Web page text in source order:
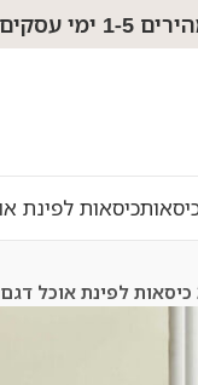
עסקים!
כיסאות לפינת